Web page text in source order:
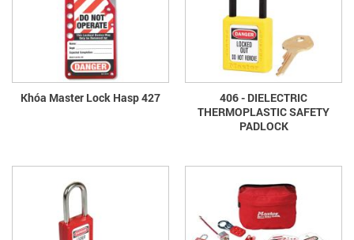
Khóa Master Lock Hasp 427
406 - DIELECTRIC
THERMOPLASTIC SAFETY
PADLOCK